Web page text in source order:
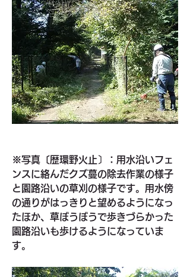
※写真〔歴環野火止〕：用水沿いフェ
ンスに絡んだクズ蔓の除去作業の様子
と園路沿いの草刈の様子です。用水傍
の通りがはっきりと望めるようになっ
たほか、草ぼうぼうで歩きづらかった
園路沿いも歩けるようになっていま
す。